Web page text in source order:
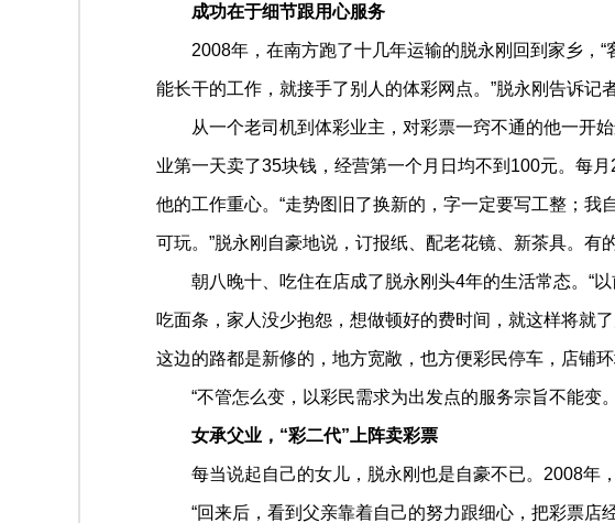
成功在于细节跟用心服务
2008年，在南方跑了十几年运输的脱永刚回到家乡，
能长干的工作，就接手了别人的体彩网点。”脱永刚告诉记者
从一个老司机到体彩业主，对彩票一窍不通的他一开
业第一天卖了35块钱，经营第一个月日均不到100元。每
他的工作重心。“走势图旧了换新的，字一定要写工整；
可玩。”脱永刚自豪地说，订报纸、配老花镜、新茶具。有
朝八晚十、吃住在店成了脱永刚头4年的生活常态。“
吃面条，家人没少抱怨，想做顿好的费时间，就这样将就
这边的路都是新修的，地方宽敞，也方便彩民停车，店铺
“不管怎么变，以彩民需求为出发点的服务宗旨不能变
女承父业，“彩二代”上阵卖彩票
每当说起自己的女儿，脱永刚也是自豪不已。2008年
“回来后，看到父亲靠着自己的努力跟细心，把彩票